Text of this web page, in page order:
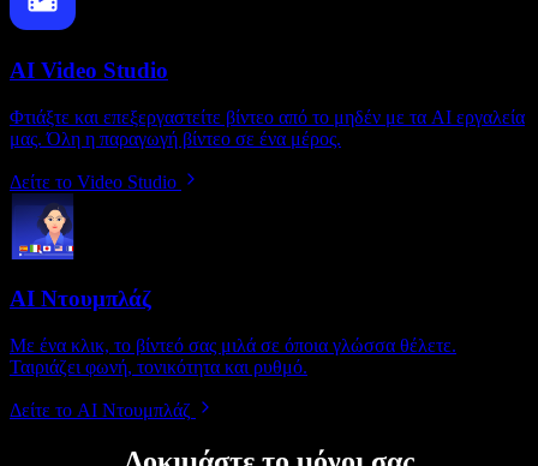
AI Video Studio
Φτιάξτε και επεξεργαστείτε βίντεο από το μηδέν με τα AI εργαλεία
μας. Όλη η παραγωγή βίντεο σε ένα μέρος.
Δείτε το Video Studio
AI Ντουμπλάζ
Με ένα κλικ, το βίντεό σας μιλά σε όποια γλώσσα θέλετε.
Ταιριάζει φωνή, τονικότητα και ρυθμό.
Δείτε το AI Ντουμπλάζ